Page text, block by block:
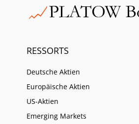
RESSORTS
Deutsche Aktien
Europäische Aktien
US-Aktien
Emerging Markets